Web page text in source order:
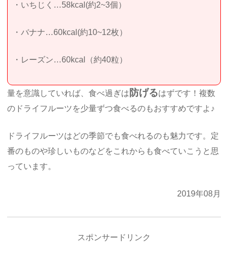
・いちじく…58kcal(約2~3個）
・バナナ…60kcal(約10~12枚）
・レーズン…60kcal（約40粒）
量を意識していれば、食べ過ぎは 防げるはずです！複数
のドライフルーツを少量ずつ食べるのもおすすめですよ♪
ドライフルーツはどの季節でも食べれるのも魅力です。定
番のものや珍しいものなどをこれからも食べていこうと思
っています。
2019年08月
スポンサードリンク